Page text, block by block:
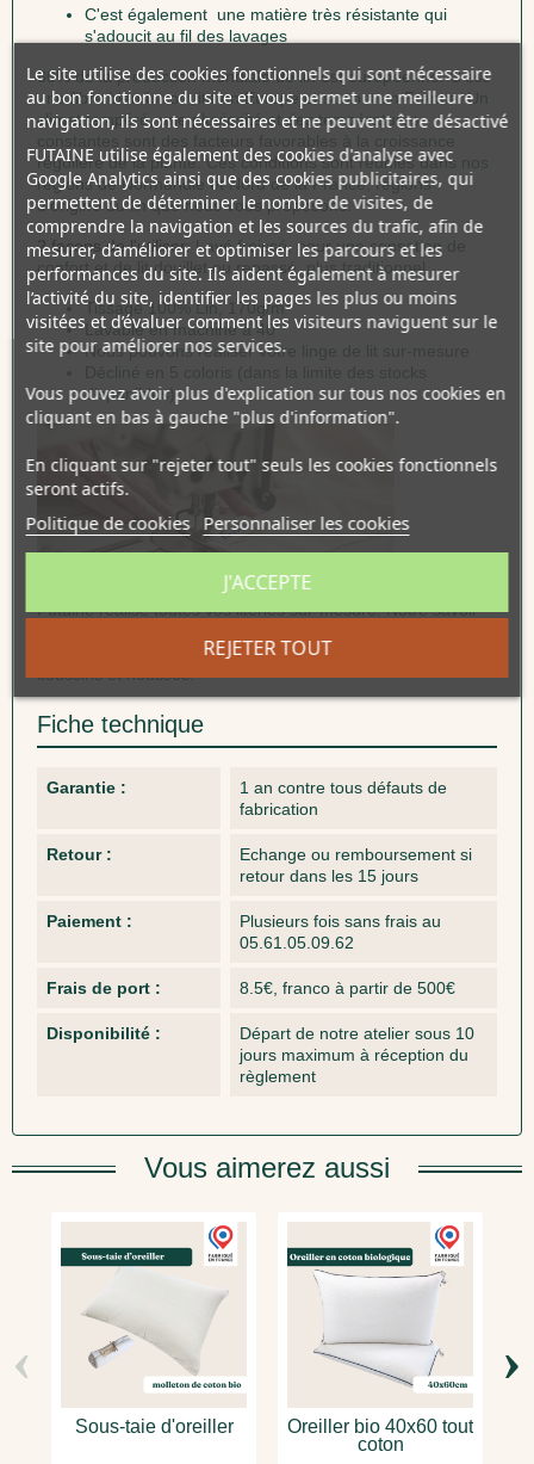
C'est également une matière très résistante qui
s'adoucit au fil des lavages
80% de la production mondiale de lin est européenne. C'est
une fibre bien introduite en Europe et surtout en France. Un
climat tempéré, une pluviosité et des températures
constantes sont des facteurs favorables à la croissance
régulière de la plante. Ces conditions sont réunies dans nos
régions de Normandie et Nord de la France, régions
d'origine du lin que nous vous proposons.
2 façons de l'utiliser: Lavé froissé, pour une sensation de
confort et de lit douillet ou repassé, plus traditionnel.
Tissage 100% Lin, 170g/m²
Lavable en machine à 40°
Nous pouvons réaliser votre linge de lit sur-mesure
Décliné en 5 coloris (dans la limite des stocks
disponibles)
Futaine réalise toutes vos literies sur-mesure. Notre savoir-
Nous équipons aussi vos banquettes/canapés et fauteuils en
coussins et housses.
Fiche technique
Garantie :
1 an contre tous défauts de
fabrication
Retour :
Echange ou remboursement si
retour dans les 15 jours
Paiement :
Plusieurs fois sans frais au
05.61.05.09.62
Frais de port : 8.5€, franco à partir de 500€
Disponibilité :
Départ de notre atelier sous 10
jours maximum à réception du
règlement
Vous aimerez aussi
Sous-taie d'oreiller
Oreiller bio 40x60 tout
coton
‹ ›
Le site utilise des cookies fonctionnels qui sont nécessaire
au bon fonctionne du site et vous permet une meilleure
navigation, ils sont nécessaires et ne peuvent être désactivé
FUTAINE utilise également des cookies d'analyse avec
Google Analytics ainsi que des cookies publicitaires, qui
permettent de déterminer le nombre de visites, de
comprendre la navigation et les sources du trafic, afin de
mesurer, d’améliorer et optimiser les parcours et les
performances du site. Ils aident également à mesurer
l’activité du site, identifier les pages les plus ou moins
visitées et d’évaluer comment les visiteurs naviguent sur le
site pour améliorer nos services.
Vous pouvez avoir plus d'explication sur tous nos cookies en
cliquant en bas à gauche "plus d'information".
En cliquant sur "rejeter tout" seuls les cookies fonctionnels
seront actifs.
Politique de cookies Personnaliser les cookies
REJETER TOUT
J'ACCEPTE